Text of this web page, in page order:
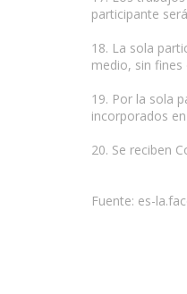
participante
18. La sola
medio, sin fines
19. Por la sola
incorporados
20. Se reciben
Fuente: es-